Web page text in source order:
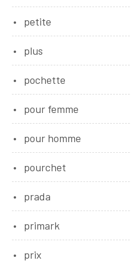
petite
plus
pochette
pour femme
pour homme
pourchet
prada
primark
prix